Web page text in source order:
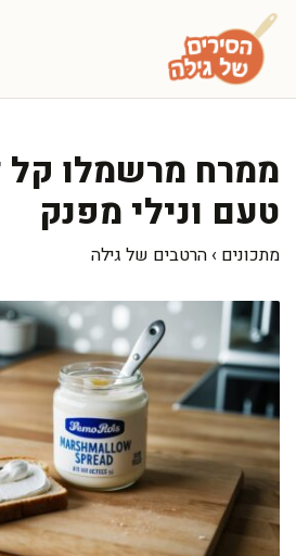
לדלג
לתוכן
ממרח מרשמלו קל
טעם ונילי מפנק
מתכונים › הרטבים של גילה